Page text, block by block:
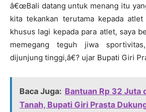
â€œBali datang untuk menang itu
kita tekankan terutama kepada
khusus lagi kepada para atlet, saya
memegang teguh jiwa
dijunjung tinggi,â€? ujar Bupati Giri
Baca Juga: Bantuan Rp 32 Juta
Tanah, Bupati Giri Prasta